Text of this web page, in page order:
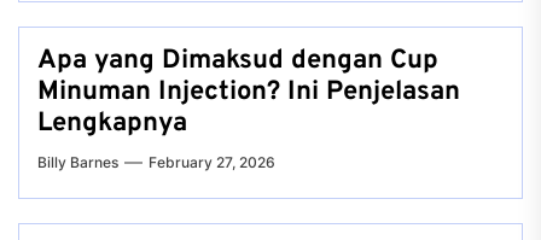
Apa yang Dimaksud dengan Cup
Minuman Injection? Ini Penjelasan
Lengkapnya
Billy Barnes February 27, 2026